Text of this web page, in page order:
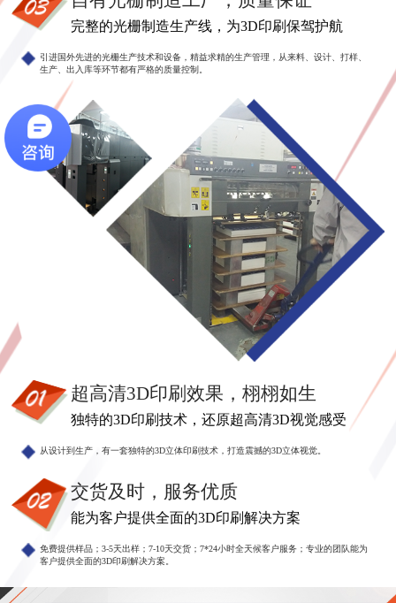
完整的光栅制造生产线，为3D印刷保驾护航
引进国外先进的光栅生产技术和设备，精益求精的生产管理，从来料、设计、打样、
生产、出入库等环节都有严格的质量控制。
超高清3D印刷效果，栩栩如生
独特的3D印刷技术，还原超高清3D视觉感受
从设计到生产，有一套独特的3D立体印刷技术，打造震撼的3D立体视觉。
交货及时，服务优质
能为客户提供全面的3D印刷解决方案
免费提供样品；3-5天出样；7-10天交货；7*24小时全天候客户服务；专业的团队能为
客户提供全面的3D印刷解决方案。